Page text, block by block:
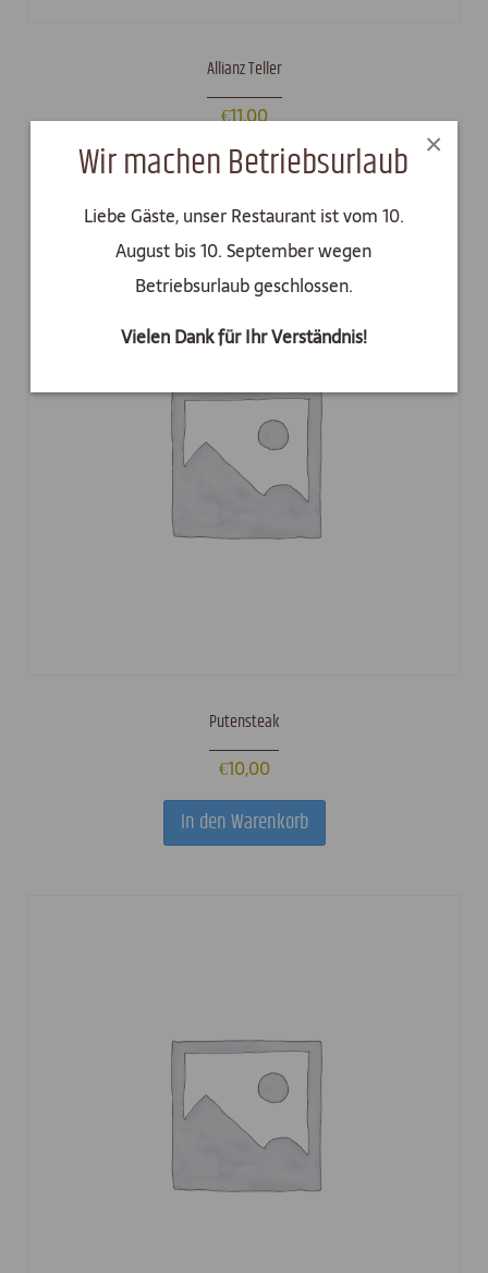
Wir machen Betriebsurlaub
Liebe Gäste, unser Restaurant ist vom 10.
August bis 10. September wegen
Betriebsurlaub geschlossen.
Vielen Dank für Ihr Verständnis!
×
Allianz Teller
€11,00
In den Warenkorb
Putensteak
€10,00
In den Warenkorb